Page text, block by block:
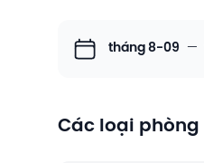
tháng 8-09 —
Các loại phòng